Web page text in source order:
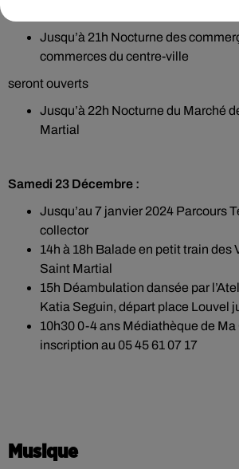
Jusqu’à 21h Nocturne des
commerces du centre-ville
seront ouverts
Jusqu’à 22h Nocturne du Marché
Martial
Samedi 23 Décembre :
Jusqu’au 7 janvier 2024 Parcours
collector
14h à 18h Balade en petit train des
Saint Martial
15h Déambulation dansée par
Katia Seguin, départ place Louvel
10h30 0-4 ans Médiathèque de
inscription au 05 45 61 07 17
Musique